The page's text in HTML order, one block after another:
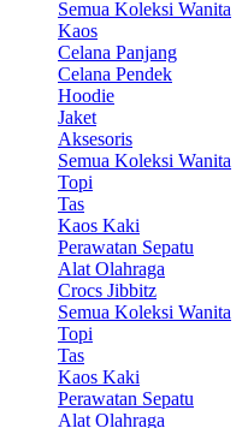
Semua Koleksi Wanita
Kaos
Celana Panjang
Celana Pendek
Hoodie
Jaket
Aksesoris
Semua Koleksi Wanita
Topi
Tas
Kaos Kaki
Perawatan Sepatu
Alat Olahraga
Crocs Jibbitz
Semua Koleksi Wanita
Topi
Tas
Kaos Kaki
Perawatan Sepatu
Alat Olahraga